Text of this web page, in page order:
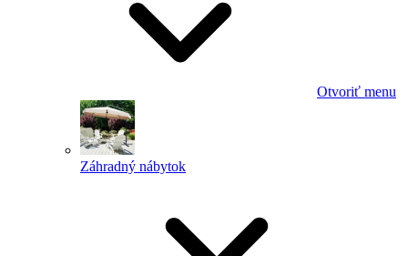
Otvoriť menu
Záhradný nábytok